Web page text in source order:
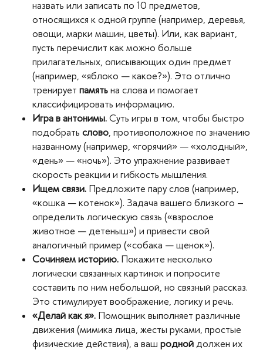
назвать или записать по 10 предметов,
относящихся к одной группе (например, деревья,
овощи, марки машин, цветы). Или, как вариант,
пусть перечислит как можно больше
прилагательных, описывающих один предмет
(например, «яблоко — какое?»). Это отлично
тренирует память на слова и помогает
классифицировать информацию.
Игра в антонимы. Суть игры в том, чтобы быстро
подобрать слово , противоположное по значению
названному (например, «горячий» — «холодный»,
«день» — «ночь»). Это упражнение развивает
скорость реакции и гибкость мышления.
Ищем связи. Предложите пару слов (например,
«кошка — котенок»). Задача вашего близкого –
определить логическую связь («взрослое
животное — детеныш») и привести свой
аналогичный пример («собака — щенок»).
Сочиняем историю. Покажите несколько
логически связанных картинок и попросите
составить по ним небольшой, но связный рассказ.
Это стимулирует воображение, логику и речь.
«Делай как я». Помощник выполняет различные
движения (мимика лица, жесты руками, простые
физические действия), а ваш родной должен их